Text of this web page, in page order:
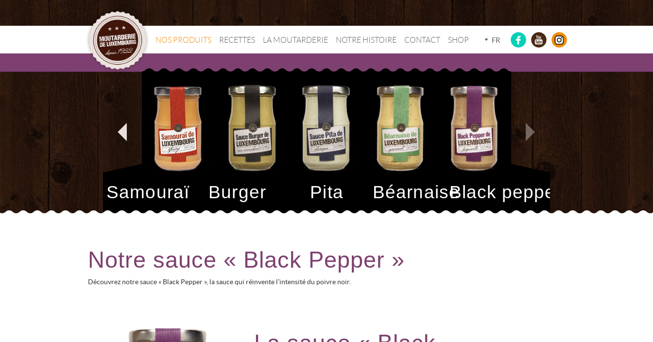
NOS PRODUITS RECETTES LA MOUTARDERIE NOTRE HISTOIRE CONTACT SHOP FR
Samouraï Burger Pita BéarnaiseBlack pepper
Notre sauce « Black Pepper »
Découvrez notre sauce « Black Pepper », la sauce qui réinvente l’intensité du poivre noir.